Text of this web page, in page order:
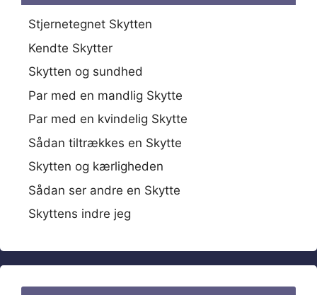
Stjernetegnet Skytten
Kendte Skytter
Skytten og sundhed
Par med en mandlig Skytte
Par med en kvindelig Skytte
Sådan tiltrækkes en Skytte
Skytten og kærligheden
Sådan ser andre en Skytte
Skyttens indre jeg